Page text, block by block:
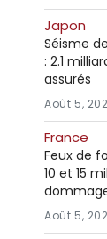
Japon
Séisme
: 2.1
assurés
Août 5,
France
Feux de
10 et 15
Août 5,